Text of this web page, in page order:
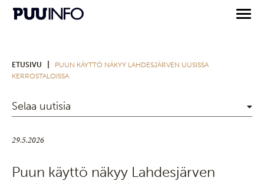
ETUSIVU
PUUN KÄYTTÖ NÄKYY LAHDESJÄRVEN UUSISSA
KERROSTALOISSA
Selaa uutisia
29.5.2026
Puun käyttö näkyy Lahdesjärven